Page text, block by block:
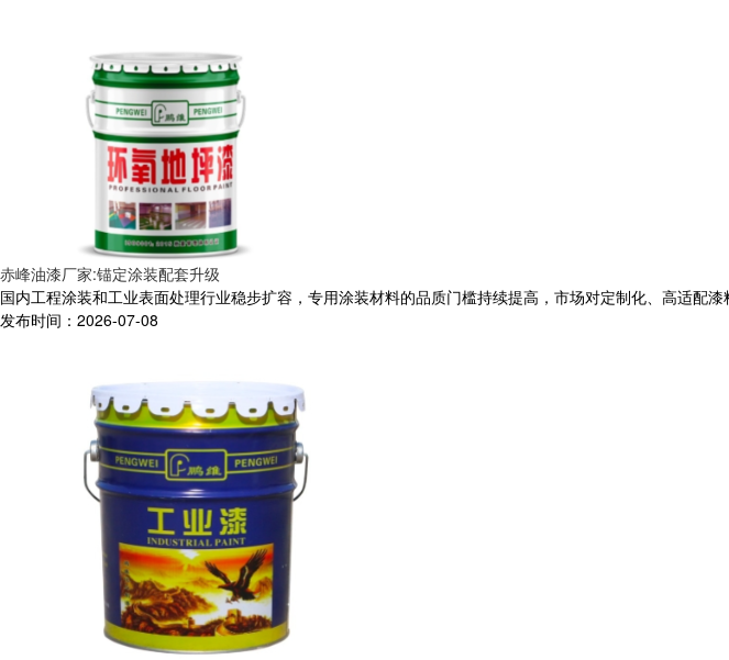
赤峰油漆厂家:锚定涂装配套升级
国内工程涂装和工业表面处理行业稳步扩容，专用涂装材料的品质门槛持续提高，市场对定制化、高适配
发布时间：2026-07-08